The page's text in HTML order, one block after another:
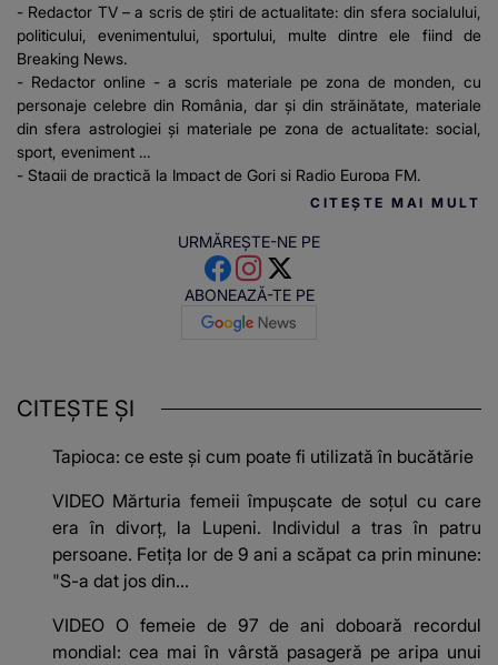
- Redactor TV – a scris de știri de actualitate: din sfera socialului,
politicului, evenimentului, sportului, multe dintre ele fiind de
Breaking News.
- Redactor online - a scris materiale pe zona de monden, cu
personaje celebre din România, dar și din străinătate, materiale
din sfera astrologiei și materiale pe zona de actualitate: social,
sport, eveniment
- Stagii de practică la Impact de Gorj și Radio Europa FM.
CITEȘTE MAI MULT
URMĂREȘTE-NE PE
ABONEAZĂ-TE PE
CITEȘTE ȘI
Tapioca: ce este și cum poate fi utilizată în bucătărie
VIDEO Mărturia femeii împușcate de soțul cu care
era în divorț, la Lupeni. Individul a tras în patru
persoane. Fetița lor de 9 ani a scăpat ca prin minune:
"S-a dat jos din...
VIDEO O femeie de 97 de ani doboară recordul
mondial: cea mai în vârstă pasageră pe aripa unui